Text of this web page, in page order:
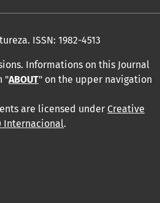
ISSN: 1982-4513
Informations on this Journal
"ABOUT" on the upper navigation
are licensed under Creative
Internacional.